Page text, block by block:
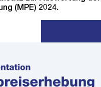
(MPE) 2024.